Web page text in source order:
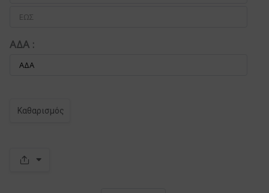
ΑΔΑ :
Καθαρισμός